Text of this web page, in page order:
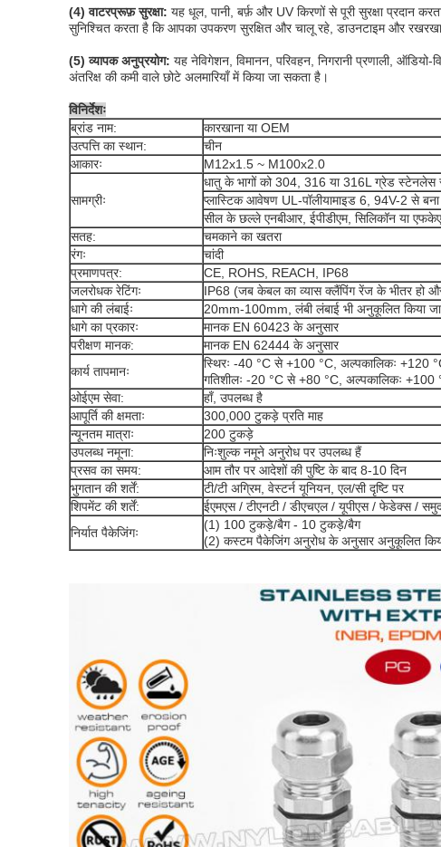
(4) वाटरप्रूफ़ सुरक्षा: यह धूल, पानी, बर्फ़ और UV किरणों से पूरी सुरक्षा प्रदान
सुनिश्चित करता है कि आपका उपकरण सुरक्षित और चालू रहे, डाउनटाइम और
(5) व्यापक अनुप्रयोग: यह नेविगेशन, विमानन, परिवहन, निगरानी प्रणाली,
अंतरिक्ष की कमी वाले छोटे अलमारियाँ में किया जा सकता है।
विनिर्देशः
ब्रांड नाम:
कारखाना या OEM
उत्पत्ति का स्थान:
चीन
आकारः
M12x1.5 ~ M100x2.0
सामग्रीः
धातु के भागों को 304, 316 या 316L ग्रेड स्टेनलेस
प्लास्टिक आवेषण UL-पॉलीयामाइड 6, 94V-2 से
सील के छल्ले एनबीआर, ईपीडीएम, सिलिकॉन या
सतह:
चमकाने का खतरा
रंगः
चांदी
प्रमाणपत्र:
CE, ROHS, REACH, IP68
जलरोधक रेटिंगः
IP68 (जब केबल का व्यास क्लैंपिंग रेंज के भीतर हो
धागे की लंबाईः
20mm-100mm, लंबी लंबाई भी अनुकूलित किया
धागे का प्रकारः
मानक EN 60423 के अनुसार
परीक्षण मानक:
मानक EN 62444 के अनुसार
कार्य तापमानः
स्थिरः -40 °C से +100 °C, अल्पकालिकः +120
गतिशीलः -20 °C से +80 °C, अल्पकालिकः +100
ओईएम सेवा:
हाँ, उपलब्ध है
आपूर्ति की क्षमताः
300,000 टुकड़े प्रति माह
न्यूनतम मात्राः
200 टुकड़े
उपलब्ध नमूना:
निःशुल्क नमूने अनुरोध पर उपलब्ध हैं
प्रसव का समय:
आम तौर पर आदेशों की पुष्टि के बाद 8-10 दिन
भुगतान की शर्तें:
टी/टी अग्रिम, वेस्टर्न यूनियन, एल/सी दृष्टि पर
शिपमेंट की शर्तें:
ईएमएस / टीएनटी / डीएचएल / यूपीएस / फेडेक्स /
निर्यात पैकेजिंगः
(1) 100 टुकड़े/बैग - 10 टुकड़े/बैग
(2) कस्टम पैकेजिंग अनुरोध के अनुसार अनुकूलित